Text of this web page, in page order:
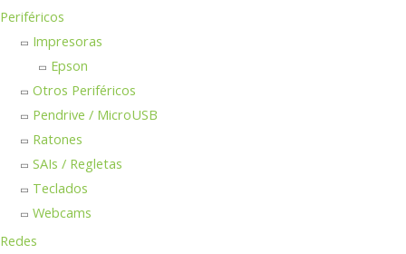
Periféricos
Impresoras
Epson
Otros Periféricos
Pendrive / MicroUSB
Ratones
SAIs / Regletas
Teclados
Webcams
Redes